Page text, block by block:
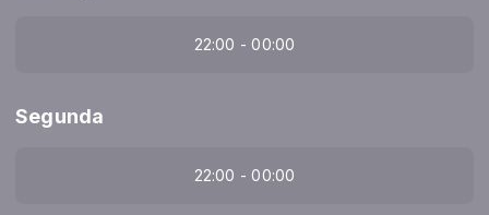
22:00 - 00:00
Segunda
22:00 - 00:00